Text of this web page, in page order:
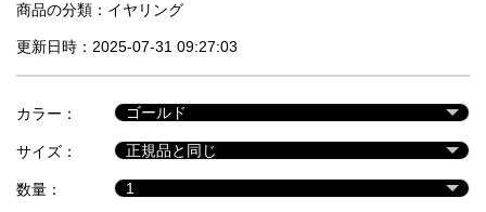
セ
ル
品
商品の分類： イヤリング
更新日時：2025-07-31 09:27:03
カラー：
サイズ：
数量：